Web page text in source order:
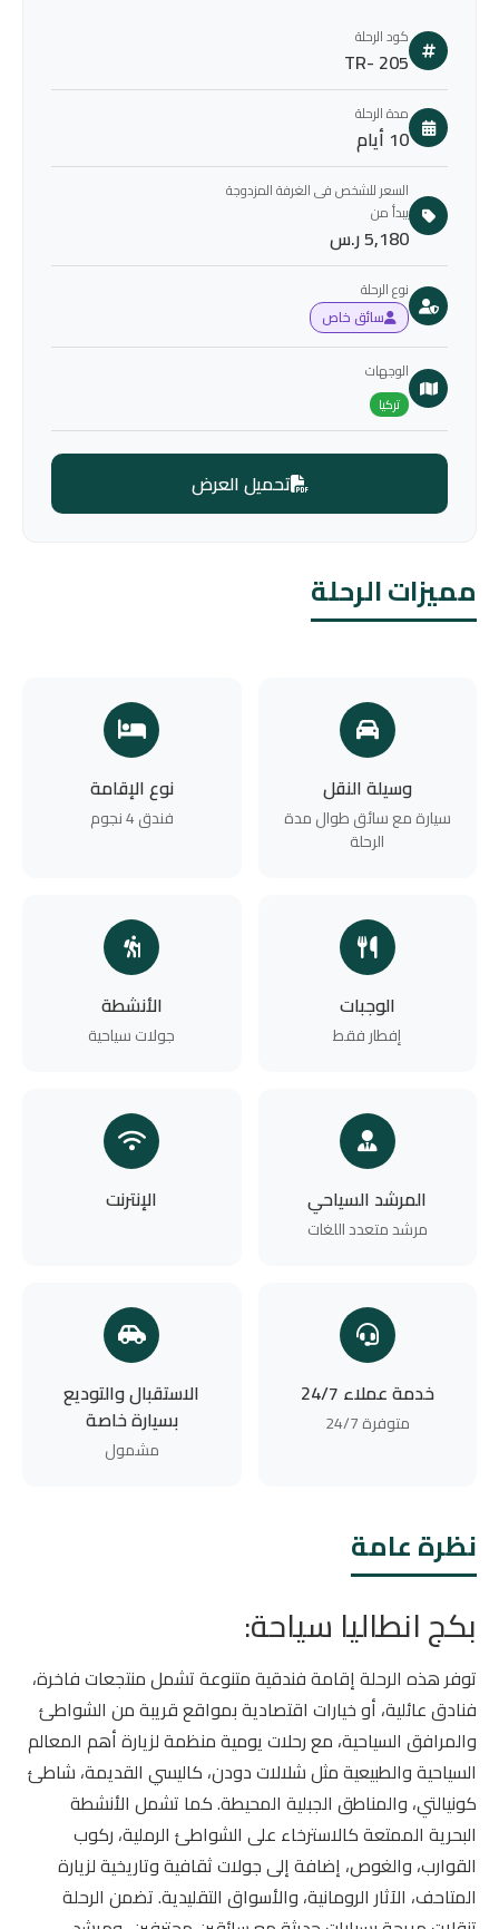
مميزات الرحلة
وسيلة النقل
سيارة مع سائق طوال مدة
الرحلة
نوع الإقامة
فندق 4 نجوم
الوجبات
إفطار فقط
الأنشطة
جولات سياحية
المرشد السياحي
مرشد متعدد اللغات
الإنترنت
خدمة عملاء 24/7
متوفرة 24/7
الاستقبال والتوديع
بسيارة خاصة
مشمول
نظرة عامة
بكج انطاليا سياحة:
توفر هذه الرحلة إقامة فندقية متنوعة تشمل منتجعات فاخرة،
فنادق عائلية، أو خيارات اقتصادية بمواقع قريبة من الشواطئ
والمرافق السياحية، مع رحلات يومية منظمة لزيارة أهم المعالم
السياحية والطبيعية مثل شلالات دودن، كاليسي القديمة، شاطئ
كونيالتي، والمناطق الجبلية المحيطة. كما تشمل الأنشطة
البحرية الممتعة كالاسترخاء على الشواطئ الرملية، ركوب
القوارب، والغوص، إضافة إلى جولات ثقافية وتاريخية لزيارة
المتاحف، الآثار الرومانية، والأسواق التقليدية. تضمن الرحلة
كود الرحلة
TR- 205
مدة الرحلة
10 أيام
السعر للشخص فى الغرفة المزدوجة
يبدأ من
5,180 ر.س
نوع الرحلة
سائق خاص
الوجهات
تركيا
تحميل العرض